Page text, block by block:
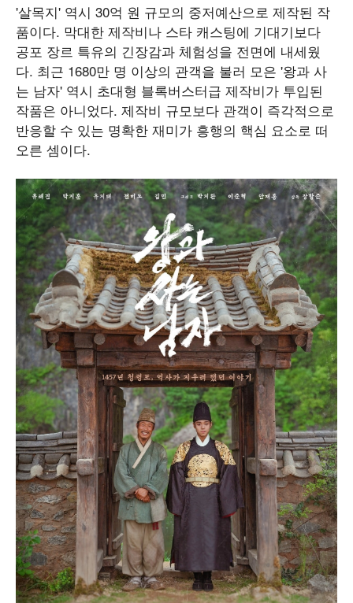
'살목지' 역시 30억 원 규모의 중저예산으로 제작된 작
품이다. 막대한 제작비나 스타 캐스팅에 기대기보다
공포 장르 특유의 긴장감과 체험성을 전면에 내세웠
다. 최근 1680만 명 이상의 관객을 불러 모은 '왕과 사
는 남자' 역시 초대형 블록버스터급 제작비가 투입된
작품은 아니었다. 제작비 규모보다 관객이 즉각적으로
반응할 수 있는 명확한 재미가 흥행의 핵심 요소로 떠
오른 셈이다.